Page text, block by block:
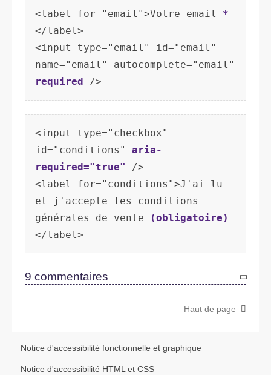
<label for="email">Votre email *
</label>
<input type="email" id="email"
required
<input type="checkbox"
id="conditions" aria-
required="true" />
<label for="conditions">J'ai lu
et j'accepte les conditions
générales de vente
(obligatoire)
9 commentaires
Haut de page
Notice d'accessibilité fonctionnelle et graphique
Notice d'accessibilité HTML et CSS